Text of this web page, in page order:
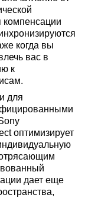
компенсации
когда вы
вас в
к
для
оптимизирует
дает еще